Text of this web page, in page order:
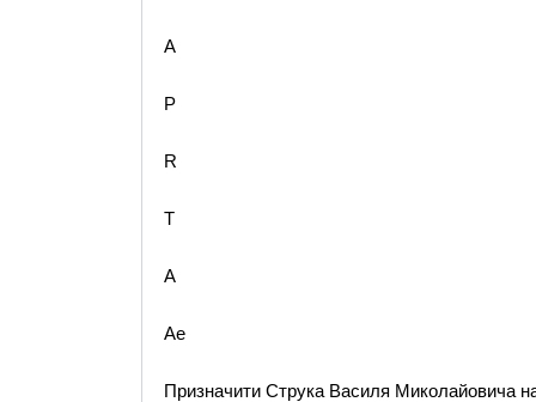
A
P
R
T
A
Ae
Призначити Струка Василя Миколайовича